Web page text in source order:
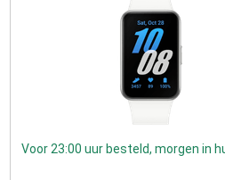
Voor 23:00 uur besteld, morgen in